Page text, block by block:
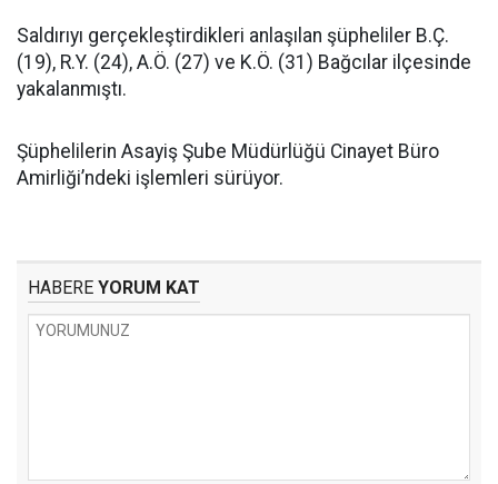
Saldırıyı gerçekleştirdikleri anlaşılan şüpheliler B.Ç.
(19), R.Y. (24), A.Ö. (27) ve K.Ö. (31) Bağcılar ilçesinde
yakalanmıştı.
Şüphelilerin Asayiş Şube Müdürlüğü Cinayet Büro
Amirliği’ndeki işlemleri sürüyor.
HABERE YORUM KAT